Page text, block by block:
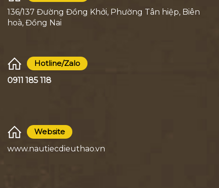
136/137 Đường Đồng Khởi, Phường Tân hiệp, Biên
hoà, Đồng Nai
Hotline/Zalo
0911 185 118
Website
www.nautiecdieuthao.vn